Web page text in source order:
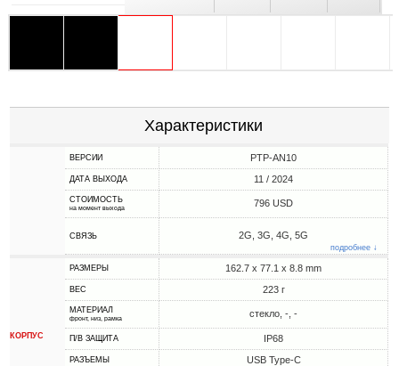
Характеристики
ВЕРСИИ PTP-AN10
ДАТА ВЫХОДА 11 / 2024
СТОИМОСТЬ
на момент выхода 796 USD
СВЯЗЬ 2G, 3G, 4G, 5G
подробнее ↓
КОРПУС
РАЗМЕРЫ 162.7 x 77.1 x 8.8 mm
ВЕС 223 г
МАТЕРИАЛ
фронт, низ, рамка стекло, -, -
П/В ЗАЩИТА IP68
РАЗЪЕМЫ USB Type-C